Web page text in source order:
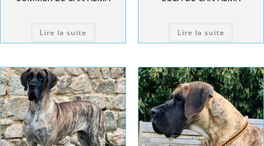
Lire la suite Lire la suite